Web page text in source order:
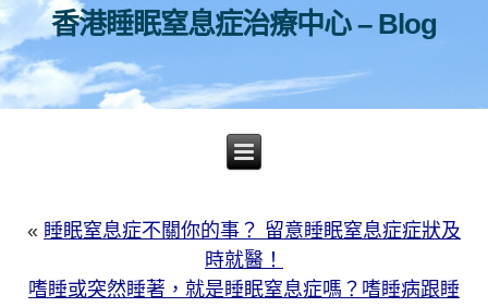
香港睡眠窒息症治療中心 – Blog
« 睡眠窒息症不關你的事？ 留意睡眠窒息症症狀及
時就醫！
嗜睡或突然睡著，就是睡眠窒息症嗎？嗜睡病跟睡